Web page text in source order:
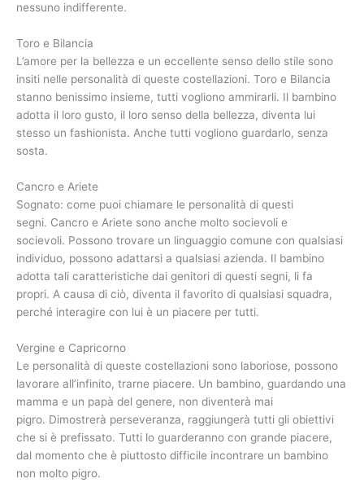
nessuno indifferente.
Toro e Bilancia
L’amore per la bellezza e un eccellente senso dello stile sono
insiti nelle personalità di queste costellazioni. Toro e Bilancia
stanno benissimo insieme, tutti vogliono ammirarli. Il bambino
adotta il loro gusto, il loro senso della bellezza, diventa lui
stesso un fashionista. Anche tutti vogliono guardarlo, senza
sosta.
Cancro e Ariete
Sognato: come puoi chiamare le personalità di questi
segni. Cancro e Ariete sono anche molto socievoli e
socievoli. Possono trovare un linguaggio comune con qualsiasi
individuo, possono adattarsi a qualsiasi azienda. Il bambino
adotta tali caratteristiche dai genitori di questi segni, li fa
propri. A causa di ciò, diventa il favorito di qualsiasi squadra,
perché interagire con lui è un piacere per tutti.
Vergine e Capricorno
Le personalità di queste costellazioni sono laboriose, possono
lavorare all’infinito, trarne piacere. Un bambino, guardando una
mamma e un papà del genere, non diventerà mai
pigro. Dimostrerà perseveranza, raggiungerà tutti gli obiettivi
che si è prefissato. Tutti lo guarderanno con grande piacere,
dal momento che è piuttosto difficile incontrare un bambino
non molto pigro.